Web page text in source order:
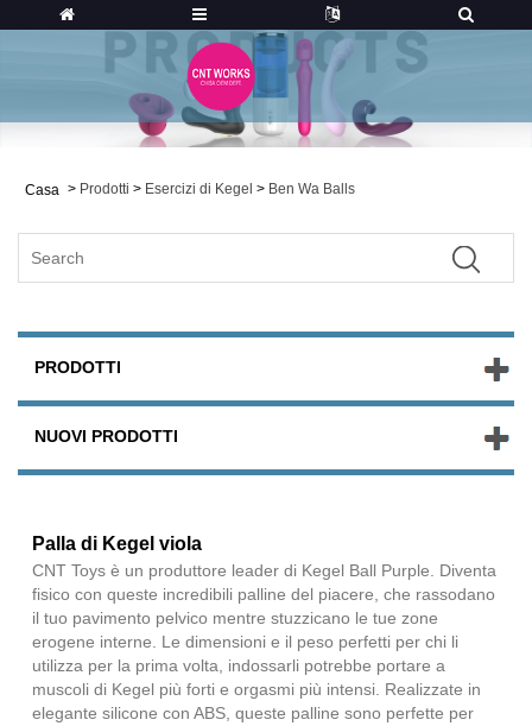
Casa > Prodotti > Esercizi di Kegel > Ben Wa Balls
PRODOTTI
NUOVI PRODOTTI
Palla di Kegel viola
CNT Toys è un produttore leader di Kegel Ball Purple. Diventa
fisico con queste incredibili palline del piacere, che rassodano
il tuo pavimento pelvico mentre stuzzicano le tue zone
erogene interne. Le dimensioni e il peso perfetti per chi li
utilizza per la prima volta, indossarli potrebbe portare a
muscoli di Kegel più forti e orgasmi più intensi. Realizzate in
elegante silicone con ABS, queste palline sono perfette per